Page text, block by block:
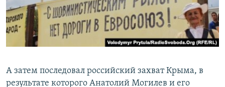
А затем последовал российский захват Крыма, в
результате которого Анатолий Могилев и его